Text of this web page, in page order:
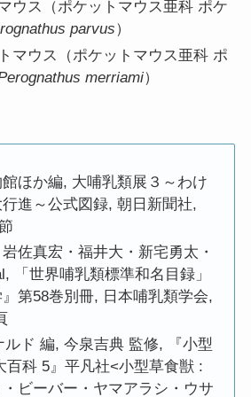
ウス（ポケットマウス亜科 ポケ
parvus）
マウス（ポケットマウス亜科 ポ
merriami）
ほか編, 大哺乳類展３～わけ
進～公式図録, 朝日新聞社,
佐真宏・福井大・新宅勇太・
「世界哺乳類標準和名目録」
』第58巻別冊, 日本哺乳類学会,
ルド 編, 今泉吉典 監修, 『小型
百科 5』平凡社<小型草食獣 :
・ビーバー・ヤマアラシ・ウサ